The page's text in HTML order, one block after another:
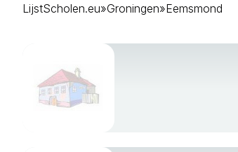
LijstScholen.eu»Groningen»Eemsmond